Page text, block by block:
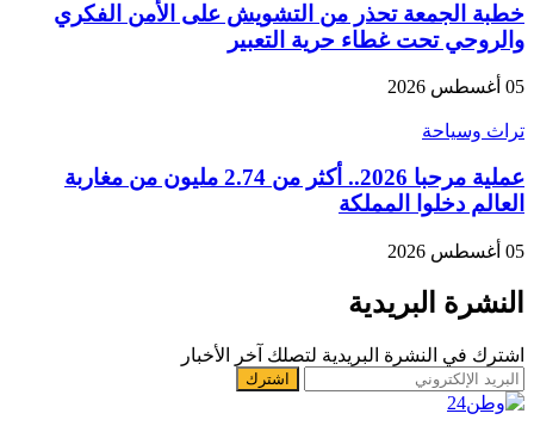
خطبة الجمعة تحذر من التشويش على الأمن الفكري
والروحي تحت غطاء حرية التعبير
05 أغسطس 2026
تراث وسياحة
عملية مرحبا 2026.. أكثر من 2.74 مليون من مغاربة
العالم دخلوا المملكة
05 أغسطس 2026
النشرة البريدية
اشترك في النشرة البريدية لتصلك آخر الأخبار